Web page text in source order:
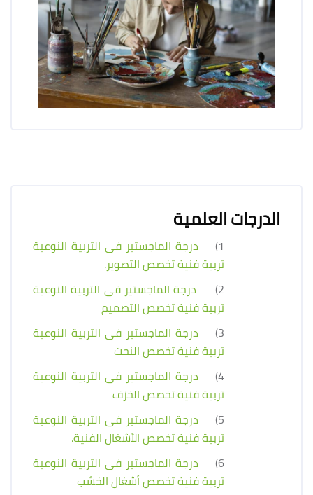
الدرجات العلمية
1)
درجة الماجستير فى التربية النوعية
تربية فنية تخصص التصوير.
2)
درجة الماجستير فى التربية النوعية
تربية فنية تخصص التصميم
3)
درجة الماجستير فى التربية النوعية
تربية فنية تخصص النحت
4)
درجة الماجستير فى التربية النوعية
تربية فنية تخصص الخزف
5)
درجة الماجستير فى التربية النوعية
تربية فنية تخصص الأشغال الفنية.
6)
درجة الماجستير فى التربية النوعية
تربية فنية تخصص أشغال الخشب